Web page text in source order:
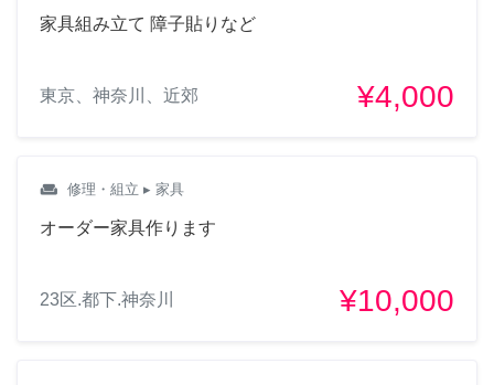
家具組み立て 障子貼りなど
東京、神奈川、近郊 ¥4,000
weekend 修理・組立 ▸ 家具
オーダー家具作ります
23区.都下.神奈川 ¥10,000